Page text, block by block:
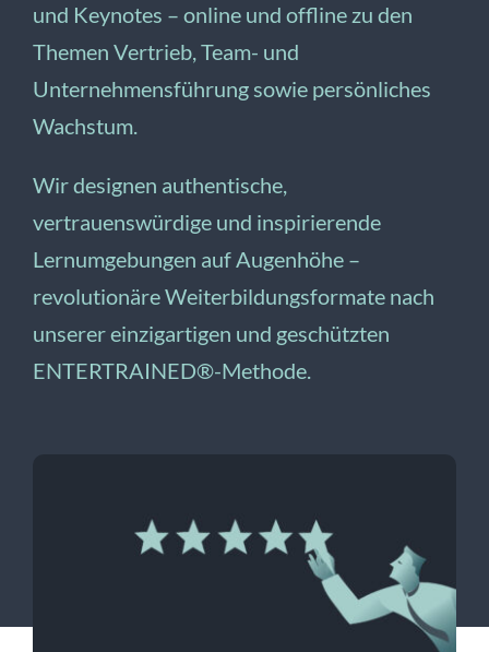
und Keynotes – online und offline zu den
Themen Vertrieb, Team- und
Unternehmensführung sowie persönliches
Wachstum.
Wir designen authentische,
vertrauenswürdige und inspirierende
Lernumgebungen auf Augenhöhe –
revolutionäre Weiterbildungsformate nach
unserer einzigartigen und geschützten
ENTERTRAINED®-Methode.